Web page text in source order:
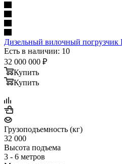
Дизельный вилочный
Есть в наличии: 10
32 000 000 ₽
Купить
Купить
Грузоподъемность (кг)
32 000
Высота подъема
3 - 6 метров